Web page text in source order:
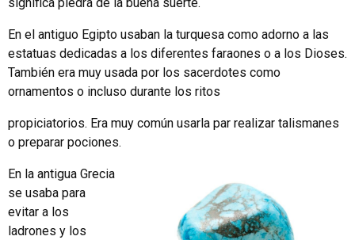
En el antiguo Egipto usaban la turquesa como adorno a las
estatuas dedicadas a los diferentes faraones o a los Dioses.
También era muy usada por los sacerdotes como
ornamentos o incluso durante los ritos
propiciatorios. Era muy común usarla par realizar talismanes
o preparar pociones.
En la antigua Grecia
se usaba para
evitar a los
ladrones y los